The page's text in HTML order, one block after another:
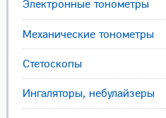
Электронные тонометры
Механические тонометры
Стетоскопы
Ингаляторы, небулайзеры